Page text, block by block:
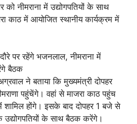
नीमराना में उद्योगपतियों के साथ
काठ में आयोजित स्थानीय कार्यक्रम में
ने बताया कि मुख्यमंत्री दोपहर
पहुंचेंगे। वहां से माजरा काठ पहुंच
शामिल होंगे। इसके बाद दोपहर 1 बजे से
के साथ बैठक करेंगे।